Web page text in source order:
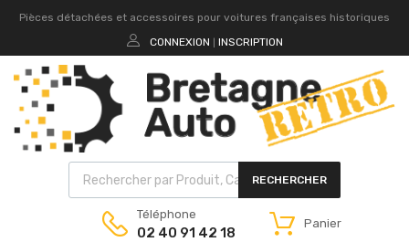
Pièces détachées et accessoires pour voitures françaises historiques
CONNEXION
INSCRIPTION
RECHERCHER
Téléphone
02 40 91 42 18
Panier